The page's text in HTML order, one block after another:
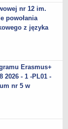
nr 12 im.
powołania
z języka
Erasmus+
2026 - 1 -PL01 -
nr 5 w